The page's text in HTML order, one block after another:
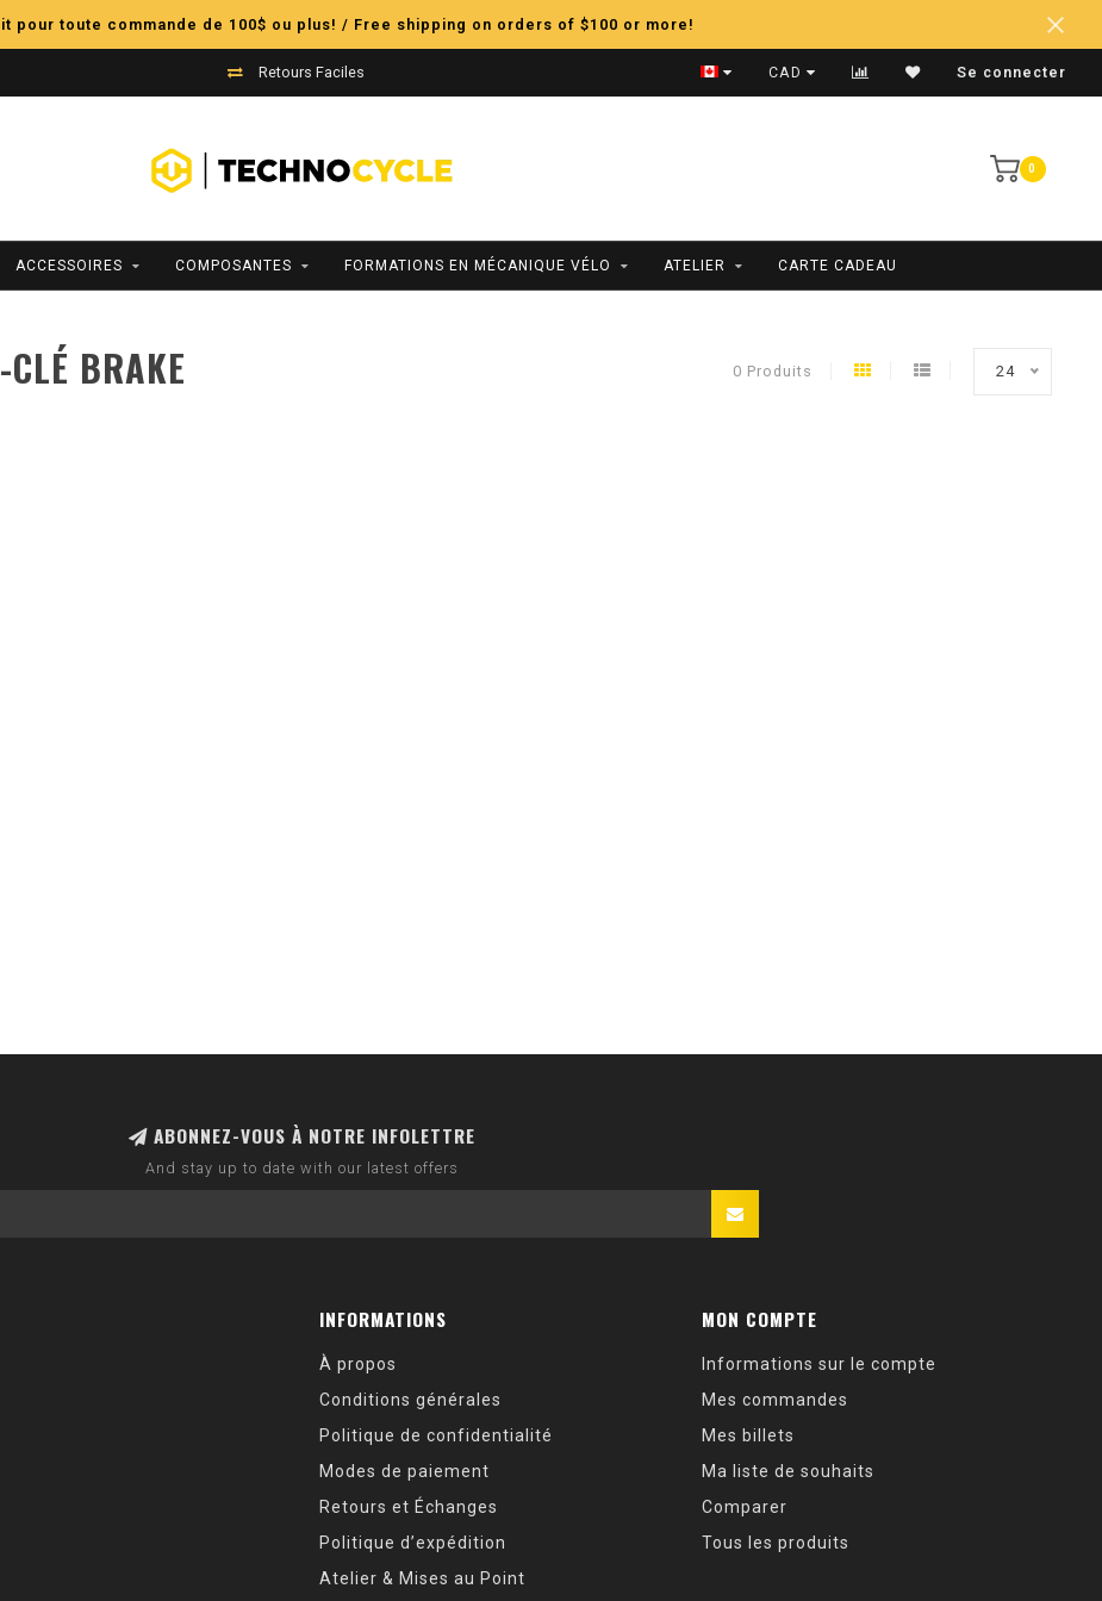
pour toute commande de 100$ ou plus! / Free shipping on orders of $100 or more!
Retours Faciles Expédition Rapide
CAD Se connecter
0
ACCESSOIRES COMPOSANTES FORMATIONS EN MÉCANIQUE VÉLO ATELIER CARTE CADEAU
BRAKE 0 Produits 24
ABONNEZ-VOUS À NOTRE INFOLETTRE
And stay up to date with our latest offers
INFORMATIONS
À propos
Conditions générales
Politique de confidentialité
Modes de paiement
Retours et Échanges
Politique d’expédition
Atelier & Mises au Point
MON COMPTE
Informations sur le compte
Mes commandes
Mes billets
Ma liste de souhaits
Comparer
Tous les produits